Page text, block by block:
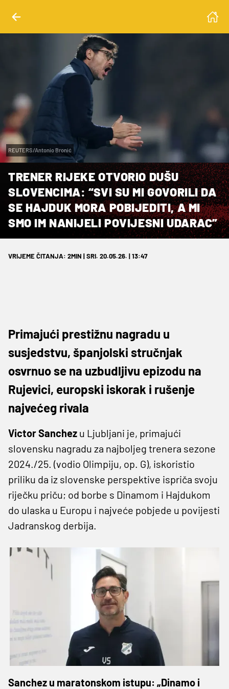
REUTERS/Antonio Bronić
TRENER RIJEKE OTVORIO DUŠU
SLOVENCIMA: “SVI SU MI GOVORILI DA
SE HAJDUK MORA POBIJEDITI, A MI
SMO IM NANIJELI POVIJESNI UDARAC”
VRIJEME ČITANJA: 2MIN | SRI. 20.05.26. | 13:47
Primajući prestižnu nagradu u
susjedstvu, španjolski stručnjak
osvrnuo se na uzbudljivu epizodu na
Rujevici, europski iskorak i rušenje
najvećeg rivala
Victor Sanchez u Ljubljani je, primajući
slovensku nagradu za najboljeg trenera sezone
2024./25. (vodio Olimpiju, op. G), iskoristio
priliku da iz slovenske perspektive ispriča svoju
riječku priču; od borbe s Dinamom i Hajdukom
do ulaska u Europu i najveće pobjede u povijesti
Jadranskog derbija.
Sanchez u maratonskom istupu: „Dinamo i